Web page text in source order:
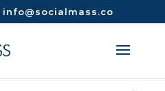
info@socialmass.co